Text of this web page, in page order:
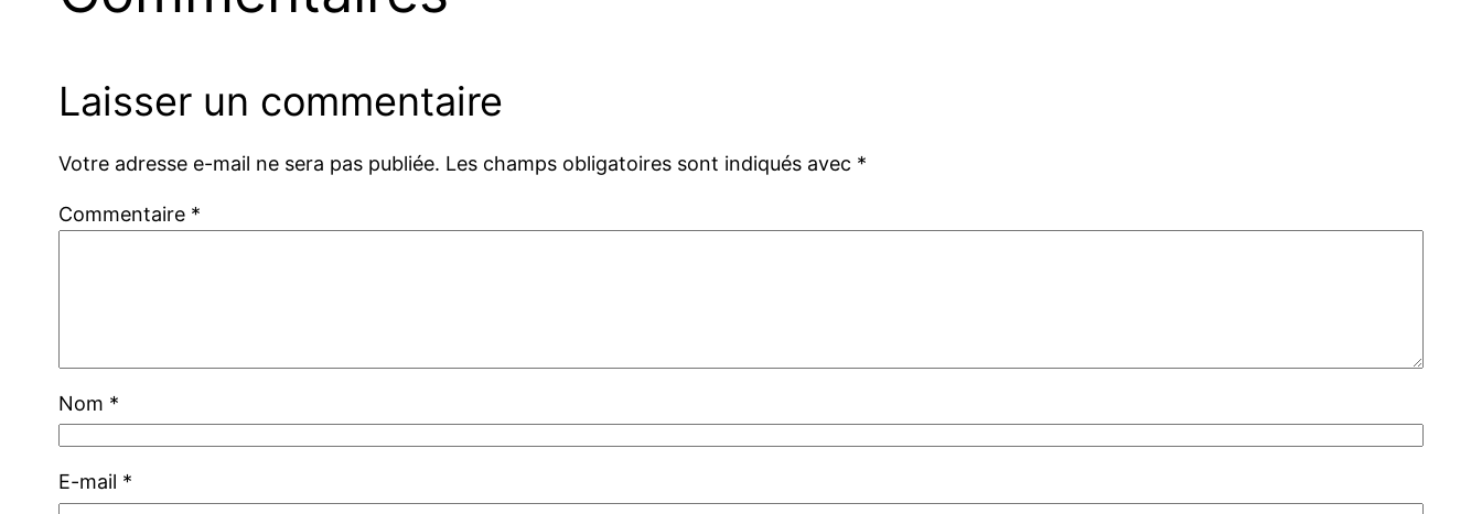
Laisser un commentaire
Votre adresse e-mail ne sera pas publiée. Les champs obligatoires sont indiqués avec *
Commentaire *
Nom *
E-mail *